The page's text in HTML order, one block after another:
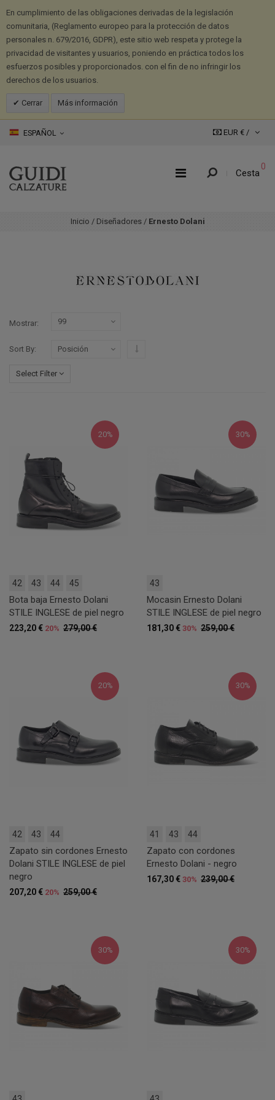
En cumplimiento de las obligaciones derivadas de la legislación
comunitaria, (Reglamento europeo para la protección de datos
personales n. 679/2016, GDPR), este sitio web respeta y protege la
privacidad de visitantes y usuarios, poniendo en práctica todos los
esfuerzos posibles y proporcionados. con el fin de no infringir los
derechos de los usuarios.
Cerrar Más información
ESPAÑOL EUR € /
Cesta
0
Inicio / Diseñadores / Ernesto Dolani
Mostrar
Sort By
Select Filter
20%
42 43 44 45
Bota baja Ernesto Dolani
STILE INGLESE de piel negro
279,00 €
223,20 € 20%
30%
43
Mocasin Ernesto Dolani
STILE INGLESE de piel negro
259,00 €
181,30 € 30%
20%
42 43 44
Zapato sin cordones Ernesto
Dolani STILE INGLESE de piel
negro
259,00 €
207,20 € 20%
30%
41 43 44
Zapato con cordones
Ernesto Dolani - negro
239,00 €
167,30 € 30%
30% 30%